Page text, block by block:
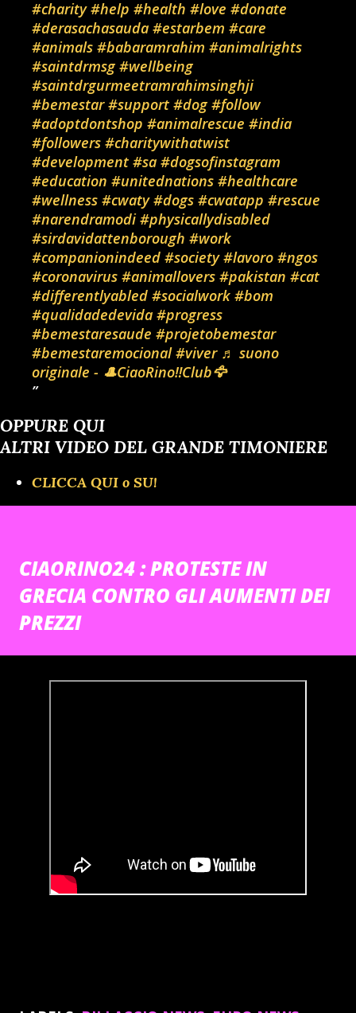
#charity #help #health #love #donate
#derasachasauda #estarbem #care
#animals #babaramrahim #animalrights
#saintdrmsg #wellbeing
#saintdrgurmeetramrahimsinghji
#bemestar #support #dog #follow
#adoptdontshop #animalrescue #india
#followers #charitywithatwist
#development #sa #dogsofinstagram
#education #unitednations #healthcare
#wellness #cwaty #dogs #cwatapp #rescue
#narendramodi #physicallydisabled
#sirdavidattenborough #work
#companionindeed #society #lavoro #ngos
#coronavirus #animallovers #pakistan #cat
#differentlyabled #socialwork #bom
#qualidadedevida #progress
#bemestaresaude #projetobemestar
#bemestaremocional #viver ♬ suono
originale - 🎩CiaoRino‼️Club🦅
OPPURE QUI
ALTRI VIDEO DEL GRANDE TIMONIERE
CLICCA QUI o SU!
CIAORINO24 : PROTESTE IN
GRECIA CONTRO GLI AUMENTI DEI
PREZZI